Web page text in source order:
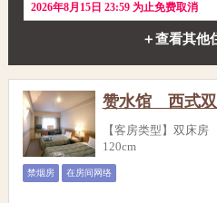
2026年8月15日 23:59 为止免费取消
＋查看其他
赞水馆 西式双
【客房类型】双床
120cm
禁烟房 在房间网络